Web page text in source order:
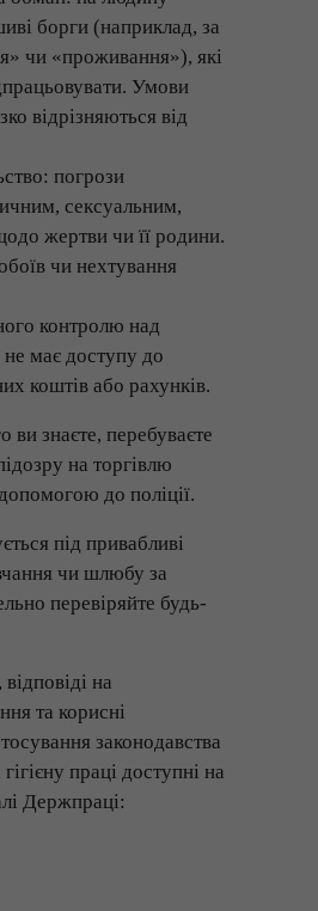
борги (наприклад, за
чи «проживання»), які
Умови
відрізняються від
погрози
сексуальним,
жертви чи її родини.
чи нехтування
контролю над
має доступу до
коштів або рахунків.
ви знаєте, перебуваєте
на торгівлю
до поліції.
під привабливі
чи шлюбу за
перевіряйте будь-
на
та корисні
законодавства
праці доступні на
Держпраці: